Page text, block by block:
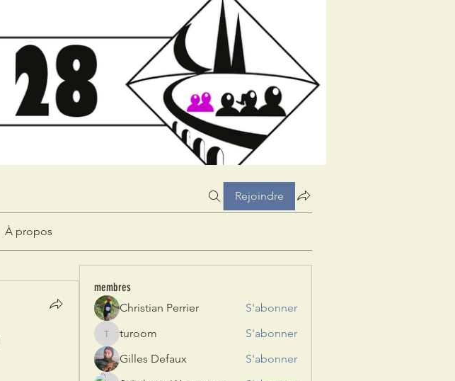
Rejoindre
À propos
membres
Christian Perrier
S'abonner
turoom
turoom
S'abonner
Gilles Defaux
S'abonner